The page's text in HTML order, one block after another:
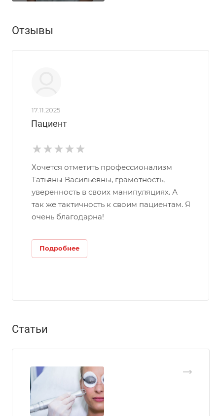
Отзывы
17.11.2025
Пациент
Хочется отметить профессионализм
Татьяны Васильевны, грамотность,
уверенность в своих манипуляциях. А
так же тактичность к своим пациентам. Я
очень благодарна!
Подробнее
Статьи